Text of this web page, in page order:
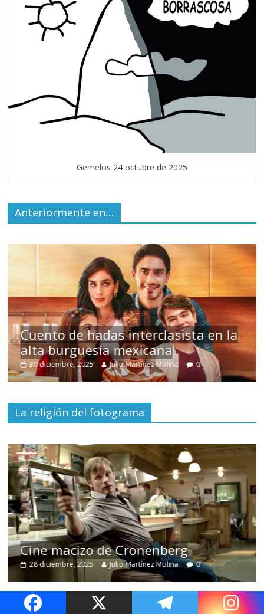
Gemelos 24 octubre de 2025
Anteriormente en…
Cuento de hadas interclasista en la
alta burguesía mexicana
30 diciembre, 2025 Julio Martínez Molina 0
La religión del fotograma
Cine macizo de Cronenberg
28 diciembre, 2025 Julio Martínez Molina 0